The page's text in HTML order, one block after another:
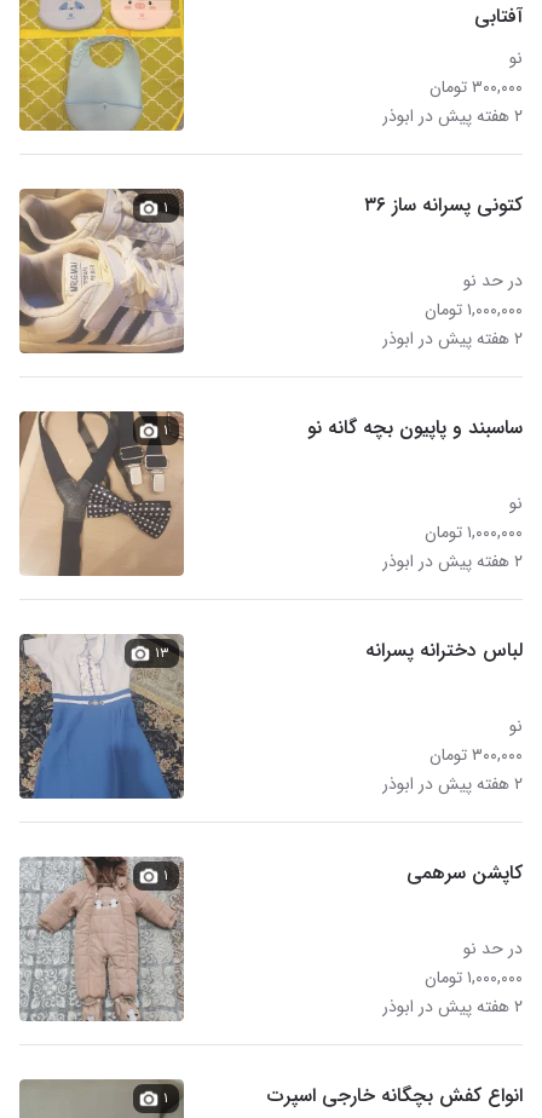
آفتابی
نو
۳۰۰,۰۰۰ تومان
۲ هفته پیش در ابوذر
کتونی پسرانه ساز ۳۶
در حد نو
۱,۰۰۰,۰۰۰ تومان
۲ هفته پیش در ابوذر
۱
ساسبند و پاپیون بچه گانه نو
نو
۱,۰۰۰,۰۰۰ تومان
۲ هفته پیش در ابوذر
۱
لباس دخترانه پسرانه
نو
۳۰۰,۰۰۰ تومان
۲ هفته پیش در ابوذر
۱۳
کاپشن سرهمی
در حد نو
۱,۰۰۰,۰۰۰ تومان
۲ هفته پیش در ابوذر
۱
انواع کفش بچگانه خارجی اسپرت ۱